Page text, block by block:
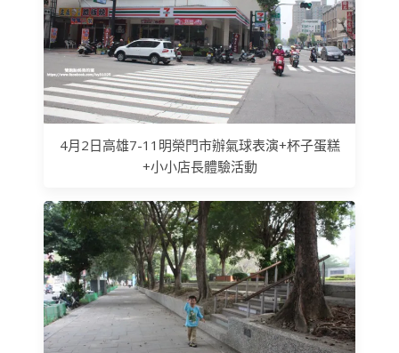
4月2日高雄7-11明榮門市辦氣球表演+杯子蛋糕
+小小店長體驗活動